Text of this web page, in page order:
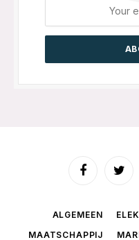
Facebook
ALGEMEEN
MAATSCHAPPIJ